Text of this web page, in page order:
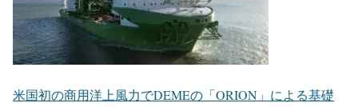
米国初の商用洋上風力でDEMEの「ORION」による基礎